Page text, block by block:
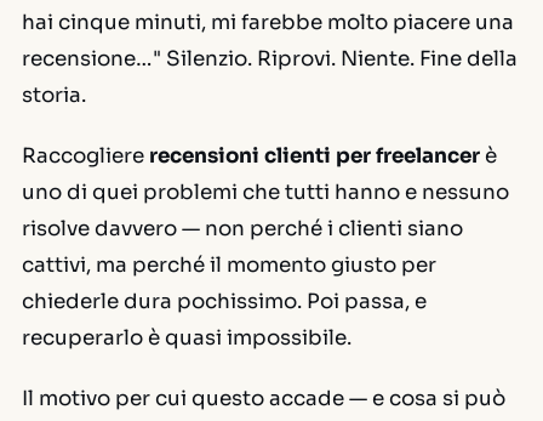
hai cinque minuti, mi farebbe molto piacere una
recensione…" Silenzio. Riprovi. Niente. Fine della
storia.
Raccogliere recensioni clienti per freelancerè
uno di quei problemi che tutti hanno e nessuno
risolve davvero — non perché i clienti siano
cattivi, ma perché il momento giusto per
chiederle dura pochissimo. Poi passa, e
recuperarlo è quasi impossibile.
Il motivo per cui questo accade — e cosa si può